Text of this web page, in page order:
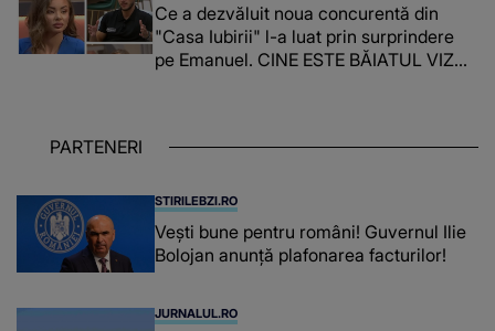
Ce a dezvăluit noua concurentă din
"Casa Iubirii" l-a luat prin surprindere
pe Emanuel. CINE ESTE BĂIATUL VIZAT
PARTENERI
STIRILEBZI.RO
Vești bune pentru români! Guvernul Ilie
Bolojan anunță plafonarea facturilor!
JURNALUL.RO